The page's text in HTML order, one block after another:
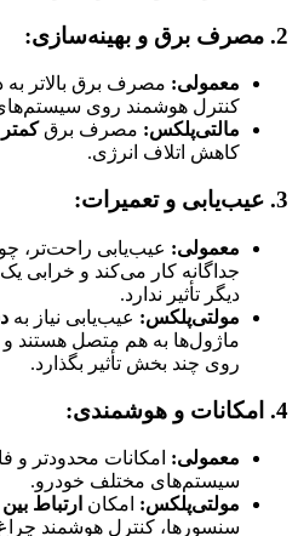
2. مصرف برق و بهینه‌سازی:
معمولی: مصرف برق بالاتر
کنترل هوشمند روی
مالتی‌پلکس: مصرف برقکمتر
کاهش اتلاف انرژی.
3. عیب‌یابی و تعمیرات:
معمولی: عیب‌یابی راحت‌تر،
جداگانه کار می‌کند و
دیگر تأثیر ندارد.
مولتی‌پلکس: عیب‌یابی نیاز به
ماژول‌ها به هم متصل هستند و
روی چند بخش تأثیر بگذارد.
4. امکانات و هوشمندی:
معمولی: امکانات محدودتر و
سیستم‌های مختلف خودرو.
مولتی‌پلکس: امکان ارتباط بین
سنسورها، کنترل هوشمند